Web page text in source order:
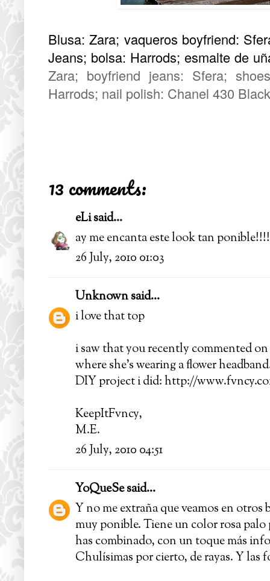
Blusa: Zara; vaqueros boyfriend:
Jeans; bolsa: Harrods; esmalte de
Zara; boyfriend jeans: Sfera;
Harrods; nail polish: Chanel 430
13 comments:
eLisaid...
ay me encanta este look tan
26 July, 2010 01:03
Unknownsaid...
i love that top
i saw that you recently commented
where she's wearing a flower
DIY project i did: http://
KeepItFvncy,
M.E.
26 July, 2010 04:51
YoQueSesaid...
Y no me extraña que veamos en otros
muy ponible. Tiene un color rosa
has combinado, con un toque más
Chulísimas por cierto, de rayas. Y las